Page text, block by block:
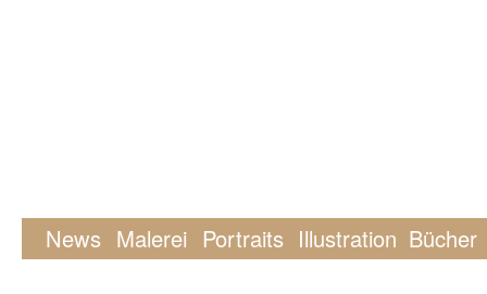
News Malerei Portraits Illustration Bücher